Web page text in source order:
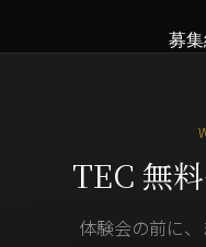
募
TEC 無
体験会の前に